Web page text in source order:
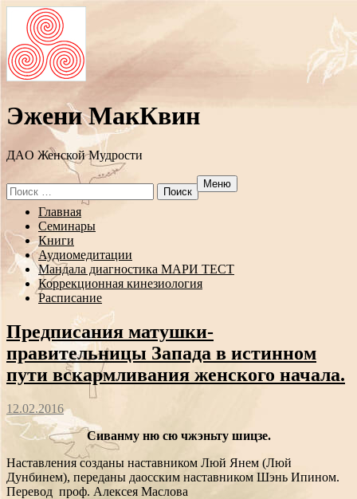
Эжени МакКвин
ДAO Женской Мудрости
Search
for:
Меню
Перейти
содержанию
Главная
Семинары
Книги
Аудиомедитации
Мандала диагностика МАРИ ТЕСТ
Коррекционная кинезиология
Расписание
Предписания матушки-
правительницы Запада в истинном
пути вскармливания женского начала.
12.02.2016
Сиванму ню сю чжэньту шицзе.
Наставления созданы наставником Люй Янем (Люй
Дунбинем), переданы даосским наставником Шэнь Ипином.
Перевод проф. Алексея Маслова